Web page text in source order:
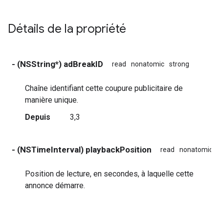
Détails de la propriété
- (NSString*) adBreakID read nonatomic strong
Chaîne identifiant cette coupure publicitaire de
manière unique.
Depuis
3,3
- (NSTimeInterval) playbackPosition read nonatomic
Position de lecture, en secondes, à laquelle cette
annonce démarre.